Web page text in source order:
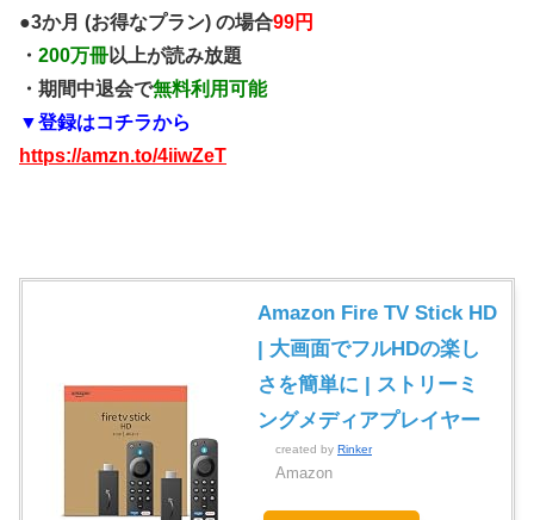
●3か月 (お得なプラン) の場合99円
・ 200万冊以上が読み放題
・期間中退会で無料利用可能
▼登録はコチラから
https://amzn.to/4iiwZeT
Amazon Fire TV Stick HD
| 大画面でフルHDの楽し
さを簡単に | ストリーミ
ングメディアプレイヤー
created by Rinker
Amazon